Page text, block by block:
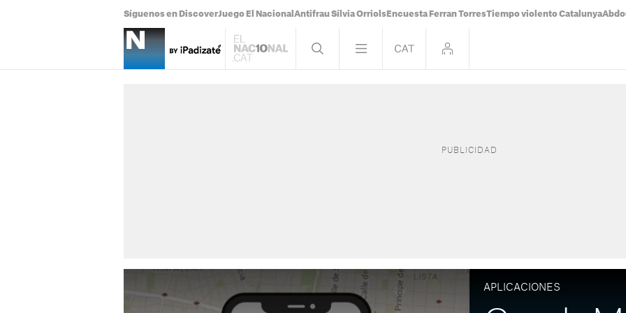
Síguenos en DiscoverJuego El Nacional Antifrau Sílvia Orriols Encuesta Ferran TorresTiempo violento Catalunya
APLICACIONES